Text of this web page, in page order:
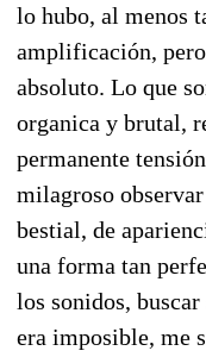
lo hubo, al menos
amplificación,
absoluto. Lo que
organica y brutal,
permanente
milagroso
bestial, de
una forma tan
los sonidos,
era imposible, me